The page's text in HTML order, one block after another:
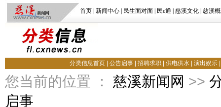
首页 新闻中心 民生面对面 民e通 慈溪文化 慈溪
分类信息首页| 公告启事| 招聘求职| 供电供水| 演出娱乐
您当前的位置 ： 慈溪新闻网 >>
启事